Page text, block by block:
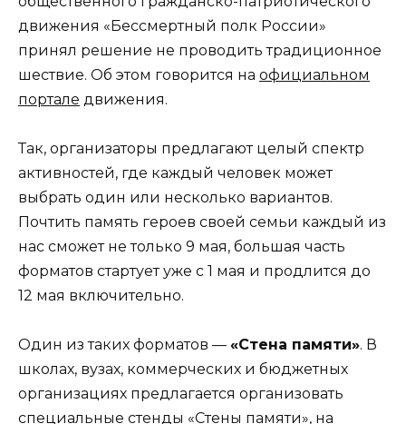
движения «Бессмертный полк России»
принял решение не проводить традиционное
шествие. Об этом говорится на официальном
портале движения.
Так, организаторы предлагают целый спектр
активностей, где каждый человек может
выбрать один или несколько вариантов.
Почтить память героев своей семьи каждый из
нас сможет не только 9 мая, большая часть
форматов стартует уже с 1 мая и продлится до
12 мая включительно.
Один из таких форматов — «Стена памяти». В
школах, вузах, коммерческих и бюджетных
организациях предлагается организовать
специальные стенды «Стены памяти», на